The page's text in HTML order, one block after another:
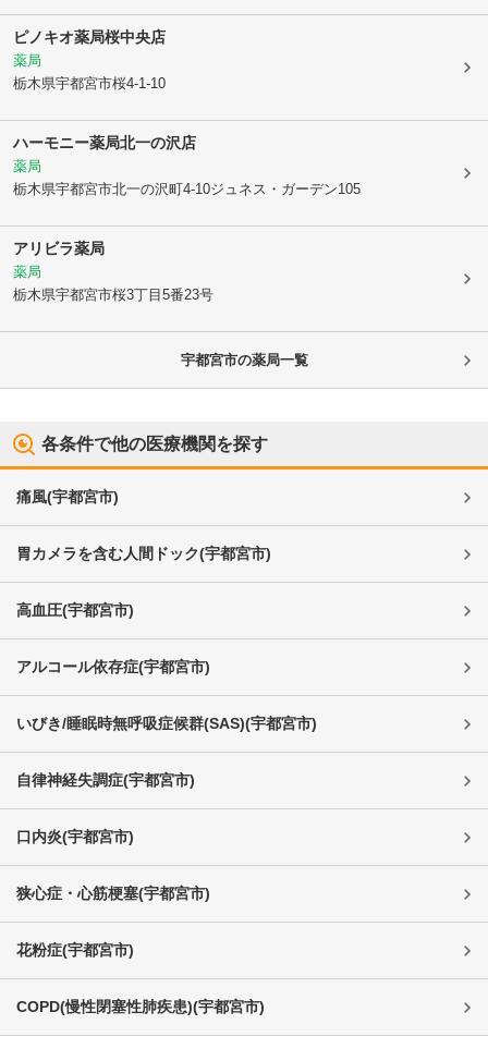
ピノキオ薬局桜中央店
薬局
栃木県宇都宮市桜4-1-10
ハーモニー薬局北一の沢店
薬局
栃木県宇都宮市北一の沢町4-10ジュネス・ガーデン105
アリビラ薬局
薬局
栃木県宇都宮市桜3丁目5番23号
宇都宮市の薬局一覧
各条件で他の医療機関を探す
痛風(宇都宮市)
胃カメラを含む人間ドック(宇都宮市)
高血圧(宇都宮市)
アルコール依存症(宇都宮市)
いびき/睡眠時無呼吸症候群(SAS)(宇都宮市)
自律神経失調症(宇都宮市)
口内炎(宇都宮市)
狭心症・心筋梗塞(宇都宮市)
花粉症(宇都宮市)
COPD(慢性閉塞性肺疾患)(宇都宮市)